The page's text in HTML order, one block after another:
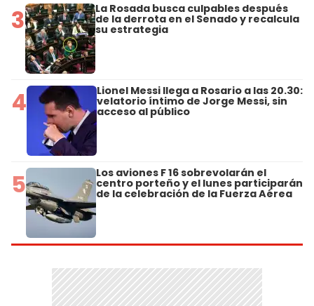
3 La Rosada busca culpables después
de la derrota en el Senado y recalcula
su estrategia
4 Lionel Messi llega a Rosario a las 20.30:
velatorio íntimo de Jorge Messi, sin
acceso al público
5 Los aviones F 16 sobrevolarán el
centro porteño y el lunes participarán
de la celebración de la Fuerza Aérea